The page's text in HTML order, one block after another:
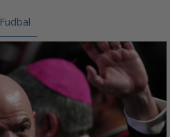
Fudbal